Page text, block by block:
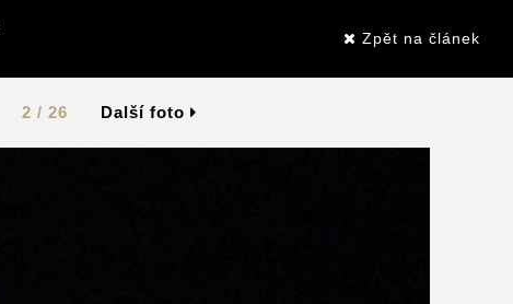
Zpět na článek
2 / 26 Další foto